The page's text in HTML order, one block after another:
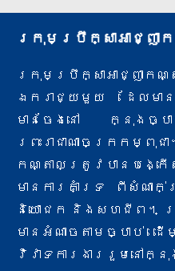
ក្រុមប្រឹក្សាអាជ្ញា
ក្រុមប្រឹក្សាអាជ្ញា
ឯករាជ្យមួយ ដែលមា
មានចែងនៅ ក្នុងច្
ព្រះរាជាណាចក្រកម្
កណ្តាលត្រូវបានបង្ក
មានការគាំទ្រ ពីសំណា
និយោជក និងសហជីព។ ក្
មានអំណាចតាមច្បាប់ ដ
វិវាទការងាររួមនៅក្